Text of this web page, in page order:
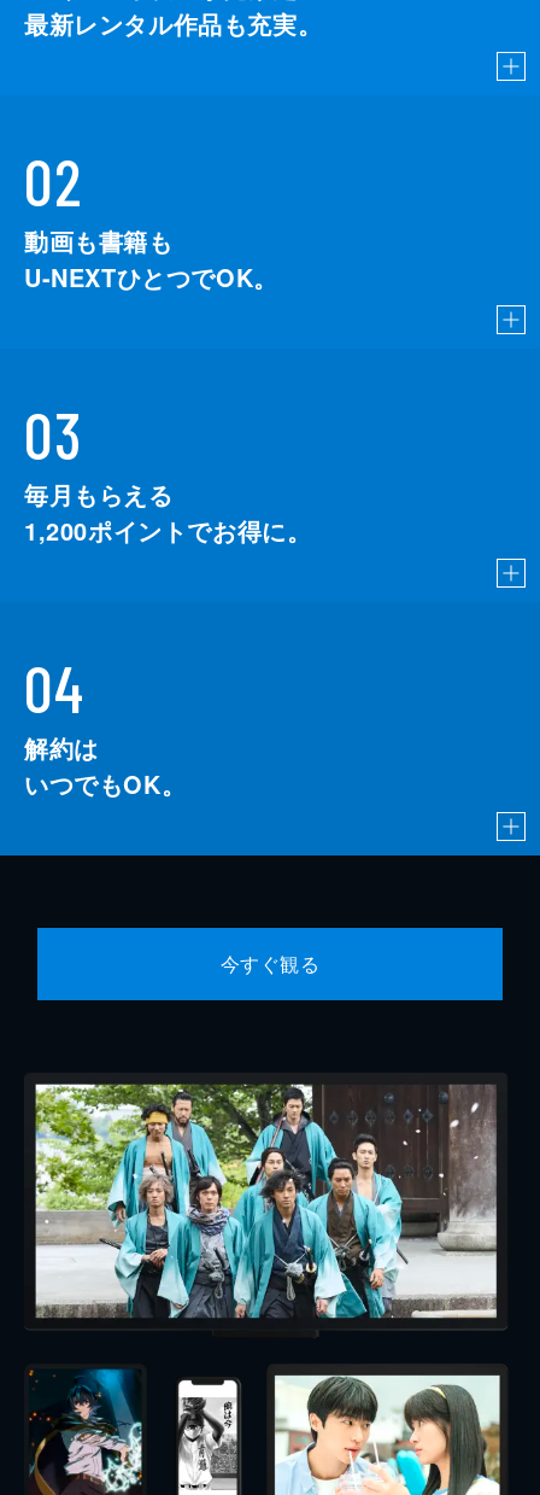
最新レンタル作品も充実。
02
動画も書籍も
U-NEXTひとつでOK。
03
毎月もらえる
1,200ポイントでお得に。
04
解約は
いつでもOK。
今すぐ観る